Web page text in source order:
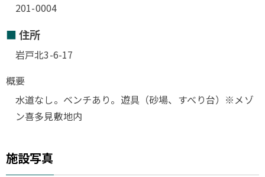
201-0004
住所
岩戸北3-6-17
概要
水道なし。ベンチあり。遊具（砂場、すべり台）※メゾ
ン喜多見敷地内
施設写真